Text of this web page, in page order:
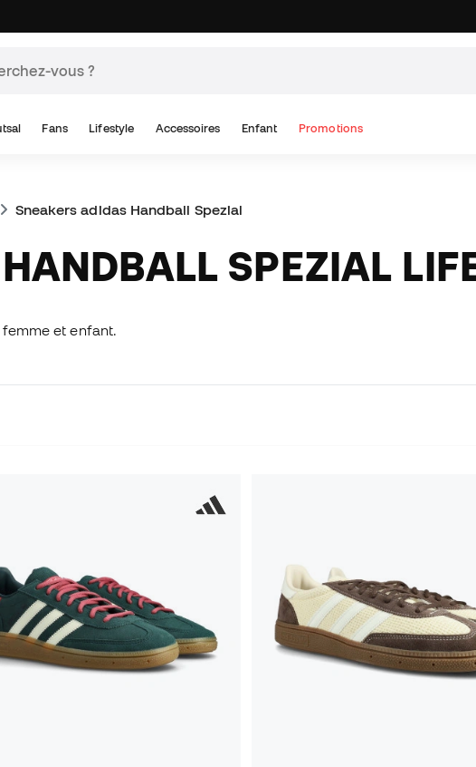
Fans Lifestyle Accessoires Enfant Promotions
Sneakers adidas Handball Spezial
HANDBALL SPEZIAL
et enfant.